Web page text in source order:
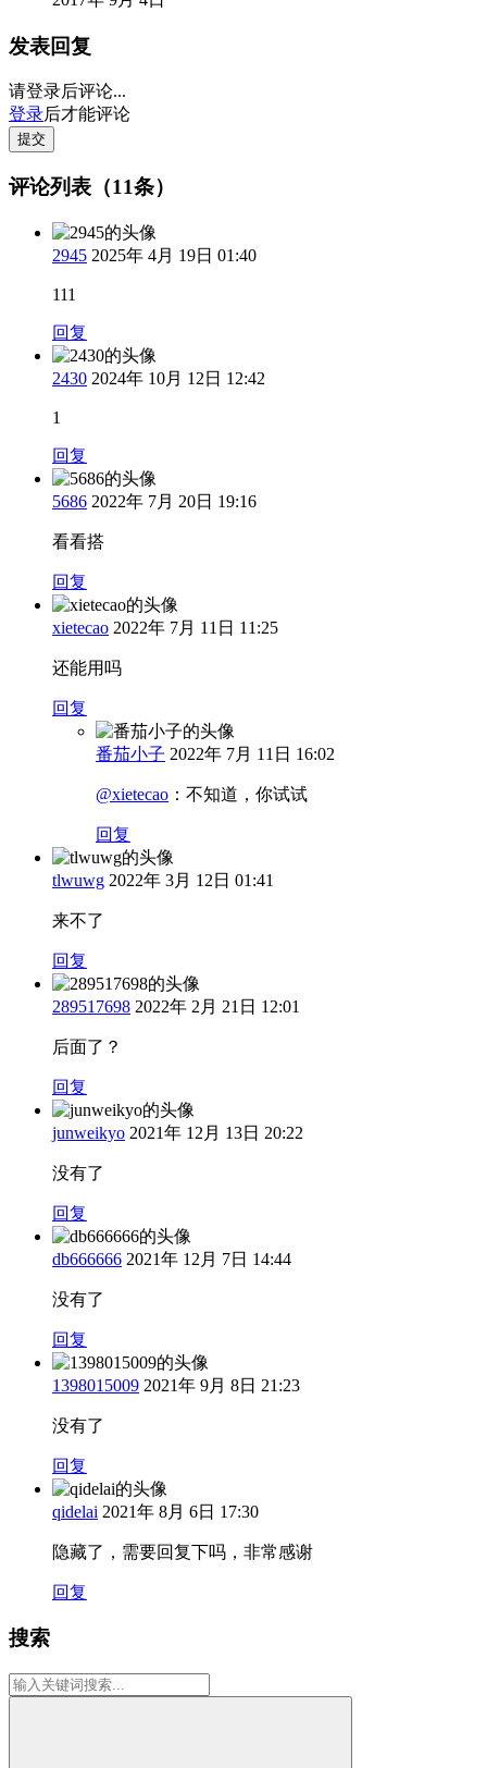
发表回复
请登录后评论...
登录后才能评论
提交
评论列表（11条）
2945 2025年 4月 19日 01:40
111
回复
2430 2024年 10月 12日 12:42
1
回复
5686 2022年 7月 20日 19:16
看看搭
回复
xietecao 2022年 7月 11日 11:25
还能用吗
回复
番茄小子 2022年 7月 11日 16:02
@xietecao ： 不知道，你试试
回复
tlwuwg 2022年 3月 12日 01:41
来不了
回复
289517698 2022年 2月 21日 12:01
后面了？
回复
junweikyo 2021年 12月 13日 20:22
没有了
回复
db666666 2021年 12月 7日 14:44
没有了
回复
1398015009 2021年 9月 8日 21:23
没有了
回复
qidelai 2021年 8月 6日 17:30
隐藏了，需要回复下吗，非常感谢
回复
搜索